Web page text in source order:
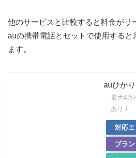
他のサービスと比較すると料金がリ
auの携帯電話とセットで使用すると
ます。
auひか
最大4万
あり！
対応
プラ